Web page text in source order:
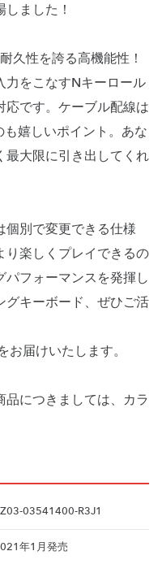
ました！
久性を誇る高機能性！
力をこなすNキーロール
応です。ケーブル配線は
嬉しいポイント。あな
最大限に引き出してくれ
個別で変更できる仕様
り楽しくプレイできるの
パフォーマンスを発揮し
グキーボード、ぜひご活
届けいたします。
につきましては、カラ
03541400-R3J1
年1月発売